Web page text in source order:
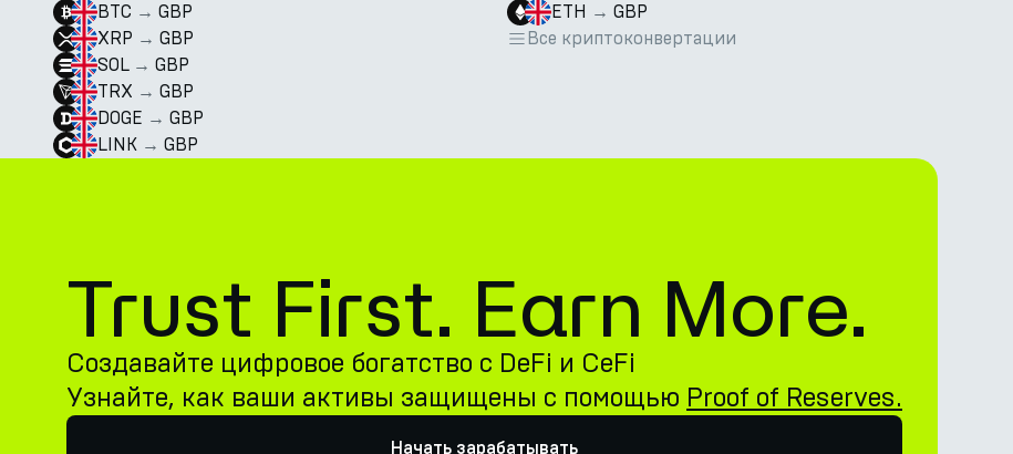
BTC → GBP
XRP → GBP
SOL → GBP
TRX → GBP
DOGE → GBP
LINK → GBP
ETH → GBP
Все криптоконвертации
Trust First. Earn More.
Создавайте цифровое богатство с DeFi и CeFi
Узнайте, как ваши активы защищены с помощью Proof of Reserves.
Начать зарабатывать